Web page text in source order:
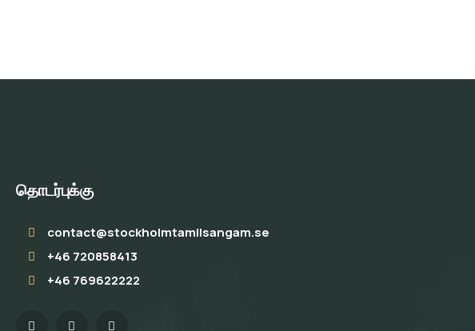
தொடர்புக்கு
contact@stockholmtamilsangam.se
+46 720858413
+46 769622222